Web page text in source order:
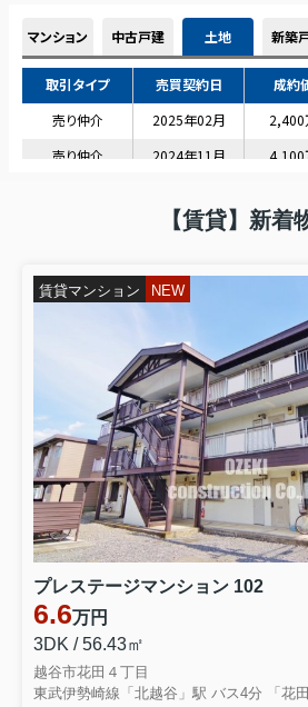
め【越谷市】 不動
している方から、
いいの？」「営業
といった声を、越谷
きます。 ...
2025.12.26
【年末年始の休業について】
誠に勝手ながら、弊社では下記の期間を
せていただきます。
休業期間：2025年12月28日（日）～
休業期間中に頂いたお問合せについきま
日（月）以降に順次対応させていただき
めご了承くださいませ。
ご不便をお掛けいたしますが、何卒宜し
す。
【賃貸】新着
賃貸マンション NEW
プレステージマンション 102
6.6万円
3DK / 56.43㎡
越谷市花田４丁目
東武伊勢崎線「北越谷」駅 バス4分 「花